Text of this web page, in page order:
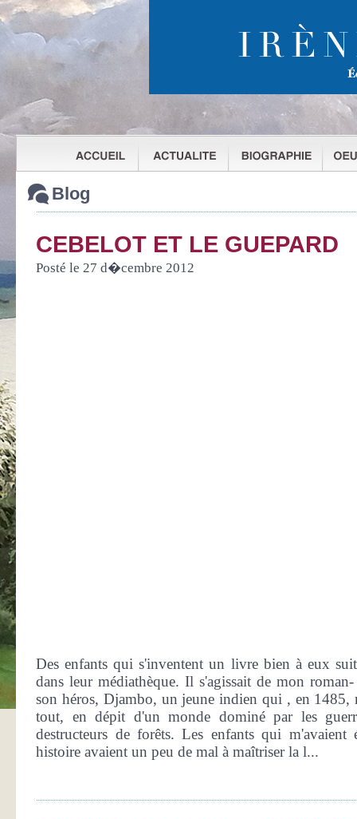
Blog
CEBELOT ET LE GUEPARD
Posté le 27 d�cembre 2012
Des enfants qui s'inventent un livre bien à eux
dans leur médiathèque. Il s'agissait de mon
son héros, Djambo, un jeune indien qui , en 1485,
tout, en dépit d'un monde dominé par les
destructeurs de forêts. Les enfants qui m'avaient
histoire avaient un peu de mal à maîtriser la l...